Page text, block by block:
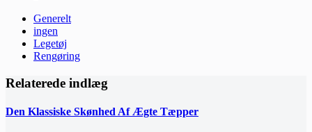
Generelt
ingen
Legetøj
Rengøring
Relaterede indlæg
Den Klassiske Skønhed Af Ægte Tæpper